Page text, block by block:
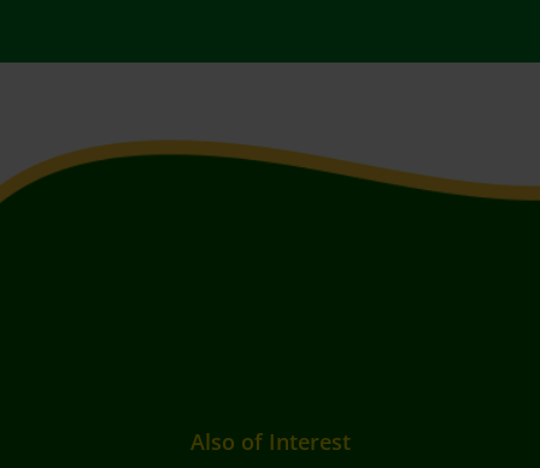
Also of Interest